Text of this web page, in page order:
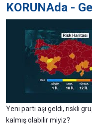
KORUNAda -
Yeni parti aşı geldi, riskli
kalmış olabilir miyiz?